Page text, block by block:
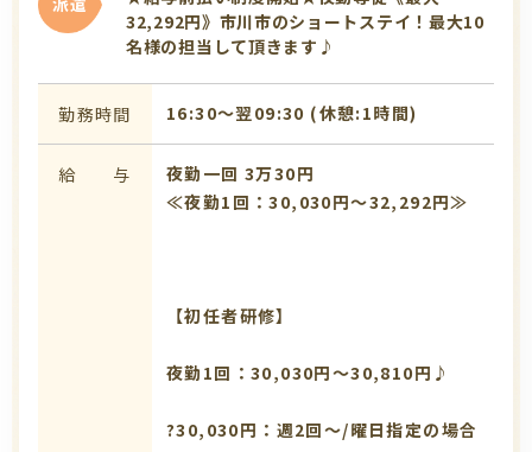
32,292円》市川市のショートステイ！最大10
名様の担当して頂きます♪
勤務時間 16:30〜翌09:30 (休憩:1時間)
給 与
夜勤一回 3万30円
≪夜勤1回：30,030円～32,292円≫
【初任者研修】
夜勤1回：30,030円～30,810円♪
?30,030円：週2回～/曜日指定の場合